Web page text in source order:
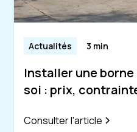
Actualités 3 min
Installer une
soi : prix,
Consulter l'article